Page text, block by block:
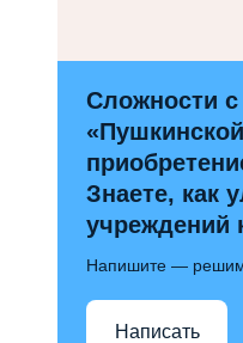
Сложности
Знаете, как
учреждений
Напишите —
Написать